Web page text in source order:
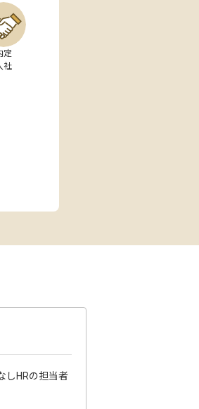
定
社
しHRの担当者